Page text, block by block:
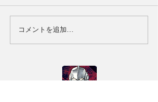
コメントを追加…